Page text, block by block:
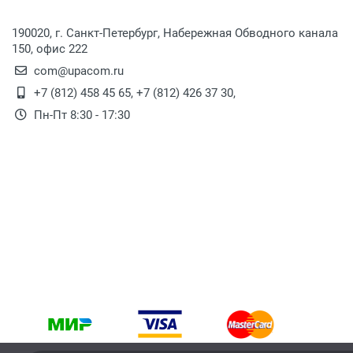
190020, г. Санкт-Петербург, Набережная Обводного канала
150, офис 222
com@upacom.ru
+7 (812) 458 45 65, +7 (812) 426 37 30,
Пн-Пт 8:30 - 17:30